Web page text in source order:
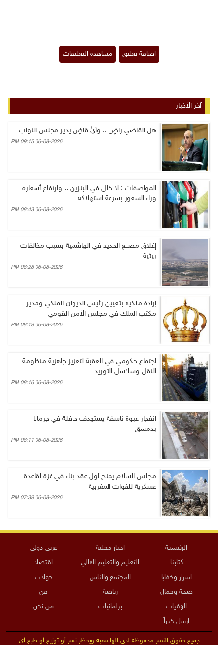
آخر الأخبار
هل القاضي راضٍ .. وأيُّ قاضٍ يدير مجلس النواب
06-08-2026 09:15 PM
المواصفات : لا خلل في البنزين .. وارتفاع أسعاره
وراء الشعور بسرعة استهلاكه
06-08-2026 08:43 PM
إغلاق مصنع الحديد في الهاشمية بسبب مخالفات
بيئية
06-08-2026 08:28 PM
إرادة ملكية بتعيين رئيس الديوان الملكي ومدير
مكتب الملك في مجلس الأمن القومي
06-08-2026 08:19 PM
اجتماع حكومي في العقبة لتعزيز جاهزية منظومة
النقل وسلاسل التوريد
06-08-2026 08:16 PM
انفجار عبوة ناسفة يستهدف حافلة في جرمانا
بدمشق
06-08-2026 08:11 PM
مجلس السلام يمنح أول عقد بناء في غزة لقاعدة
عسكرية للقوات المغربية
06-08-2026 07:39 PM
الرئيسية اخبار محلية
عربي دولي
كتابنا
التعليم والتعليم العالي
اقتصاد
اسرار وخفايا
المجتمع والناس
حوادث
صحة وجمال
رياضة
فن
الوفيات
برلمانيات
من نحن
ارسل خبراً
جميع حقوق النشر محفوظة لدى الهاشمية ويحظر نشر أو توزيع أو طبع أي